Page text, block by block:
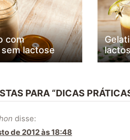
com
lactose
PARA “DICAS
disse:
de 2012 às 18:48